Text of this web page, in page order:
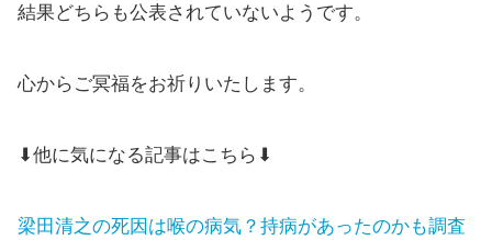
結果どちらも公表されていないようです。
心からご冥福をお祈りいたします。
⬇他に気になる記事はこちら⬇
梁田清之の死因は喉の病気？持病があったのかも調査